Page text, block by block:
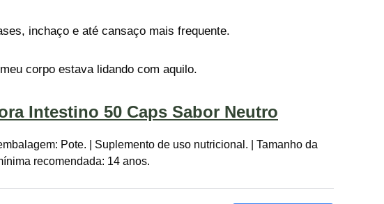
inchaço e até cansaço mais frequente.
corpo estava lidando com aquilo.
Intestino 50 Caps Sabor Neutro
Pote. | Suplemento de uso nutricional. | Tamanho da
recomendada: 14 anos.